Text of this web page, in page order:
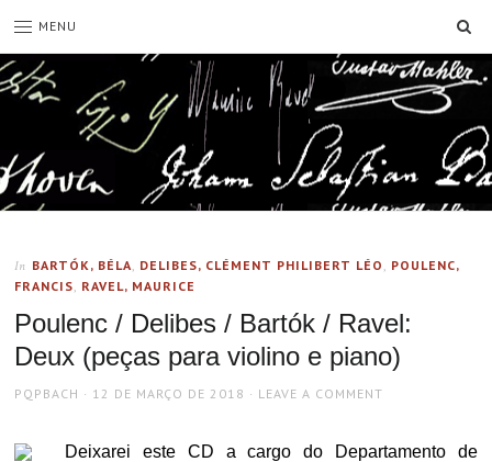
MENU
In BARTÓK, BÉLA, DELIBES, CLÉMENT PHILIBERT LÉO , POULENC,
FRANCIS, RAVEL, MAURICE
Poulenc / Delibes / Bartók / Ravel:
Deux (peças para violino e piano)
AUTHOR
PQPBACH
POSTED
12 DE MARÇO DE 2018 LEAVE A COMMENT
Deixarei este CD a cargo do Departamento de